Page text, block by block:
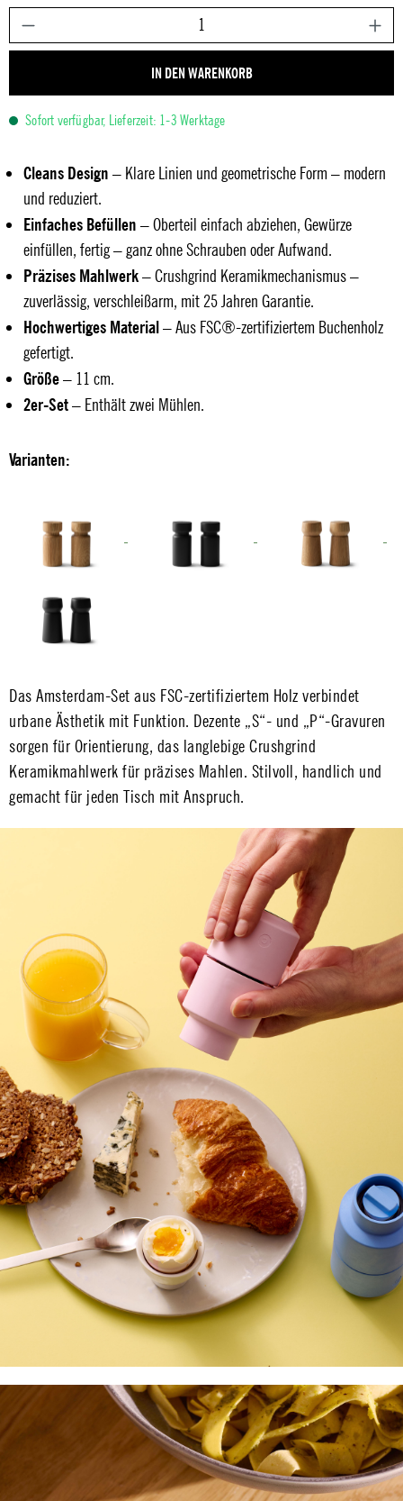
IN DEN WARENKORB
Sofort verfügbar, Lieferzeit: 1-3 Werktage
Cleans Design – Klare Linien und geometrische Form – modern
und reduziert.
Einfaches Befüllen – Oberteil einfach abziehen, Gewürze
einfüllen, fertig – ganz ohne Schrauben oder Aufwand.
Präzises Mahlwerk– Crushgrind Keramikmechanismus –
zuverlässig, verschleißarm, mit 25 Jahren Garantie.
Hochwertiges Material– Aus FSC®-zertifiziertem Buchenholz
gefertigt.
Größe– 11 cm.
2er-Set– Enthält zwei Mühlen.
Varianten:
Das Amsterdam-Set aus FSC-zertifiziertem Holz verbindet
urbane Ästhetik mit Funktion. Dezente „S“- und „P“-Gravuren
sorgen für Orientierung, das langlebige Crushgrind
Keramikmahlwerk für präzises Mahlen. Stilvoll, handlich und
gemacht für jeden Tisch mit Anspruch.